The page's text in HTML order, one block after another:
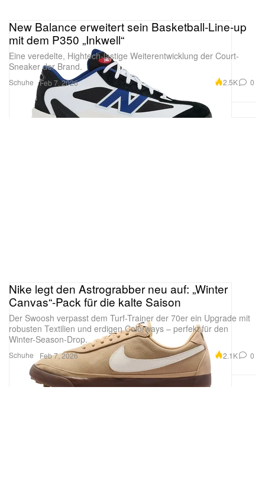
Schuhe
New Balance erweitert sein Basketball-Line-up
mit dem P350 „Inkwell“
Eine veredelte, Hightech-lastige Weiterentwicklung der Court-
Sneaker der Brand.
Feb 7, 2026 2.5K 0
Schuhe
Nike legt den Astrograbber neu auf: „Winter
Canvas“-Pack für die kalte Saison
Der Swoosh verpasst dem Turf-Trainer der 70er ein Upgrade mit
robusten Textilien und erdigen Colorways – perfekt für den
Winter-Season-Drop.
Feb 7, 2026 2.1K 0